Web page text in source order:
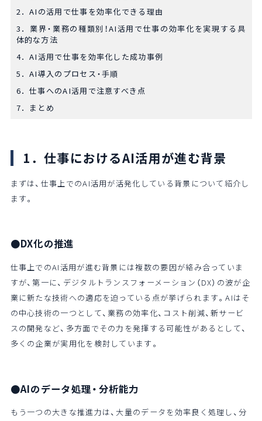
2．AIの活用で仕事を効率化できる理由
3．業界・業務の種類別！AI活用で仕事の効率化を実現する具
体的な方法
4．AI活用で仕事を効率化した成功事例
5．AI導入のプロセス・手順
6．仕事へのAI活用で注意すべき点
7．まとめ
1．仕事におけるAI活用が進む背景
まずは、仕事上でのAI活用が活発化している背景について紹介し
ます。
●DX化の推進
仕事上でのAI活用が進む背景には複数の要因が絡み合っていま
すが、第一に、デジタルトランスフォーメーション（DX）の波が企
業に新たな技術への適応を迫っている点が挙げられます。AIはそ
の中心技術の一つとして、業務の効率化、コスト削減、新サービ
スの開発など、多方面でその力を発揮する可能性があるとして、
多くの企業が実用化を検討しています。
●AIのデータ処理・分析能力
もう一つの大きな推進力は、大量のデータを効率良く処理し、分